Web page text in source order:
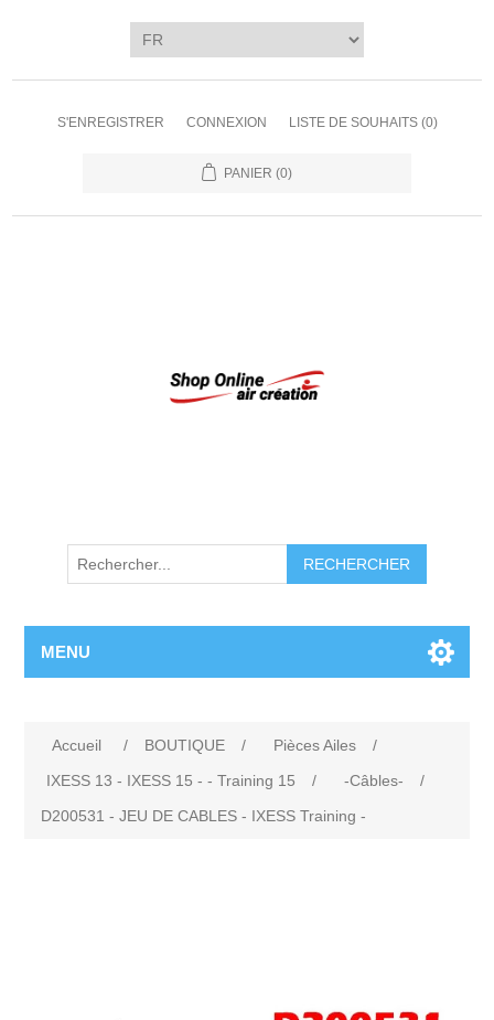
S'ENREGISTRER CONNEXION LISTE DE SOUHAITS (0)
PANIER (0)
RECHERCHER
MENU
Accueil / BOUTIQUE / Pièces Ailes
/
IXESS 13 - IXESS 15 - - Training 15
/ -Câbles-
/
D200531 - JEU DE CABLES - IXESS Training -